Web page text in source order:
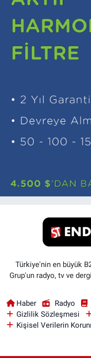
Türkiye'nin en büyük
Grup'un radyo, tv ve
Haber Radyo
Gizlilik Sözleşmesi
Kişisel Verilerin